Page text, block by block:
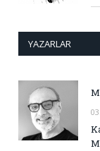
YAZARLAR